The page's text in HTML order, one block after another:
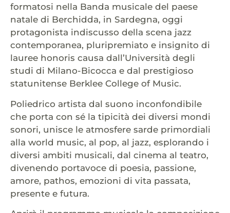
formatosi nella Banda musicale del paese
natale di Berchidda, in Sardegna, oggi
protagonista indiscusso della scena jazz
contemporanea, pluripremiato e insignito di
lauree honoris causa dall’Università degli
studi di Milano-Bicocca e dal prestigioso
statunitense Berklee College of Music.
Poliedrico artista dal suono inconfondibile
che porta con sé la tipicità dei diversi mondi
sonori, unisce le atmosfere sarde primordiali
alla world music, al pop, al jazz, esplorando i
diversi ambiti musicali, dal cinema al teatro,
divenendo portavoce di poesia, passione,
amore, pathos, emozioni di vita passata,
presente e futura.